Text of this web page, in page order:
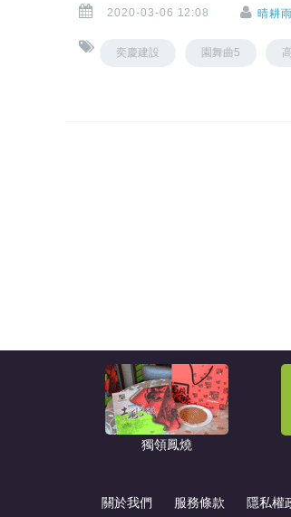
2020-03-06 12:08 晴耕
奕慶建設 園舞曲5
獨領鳳燒
關於我們 服務條款 隱私權